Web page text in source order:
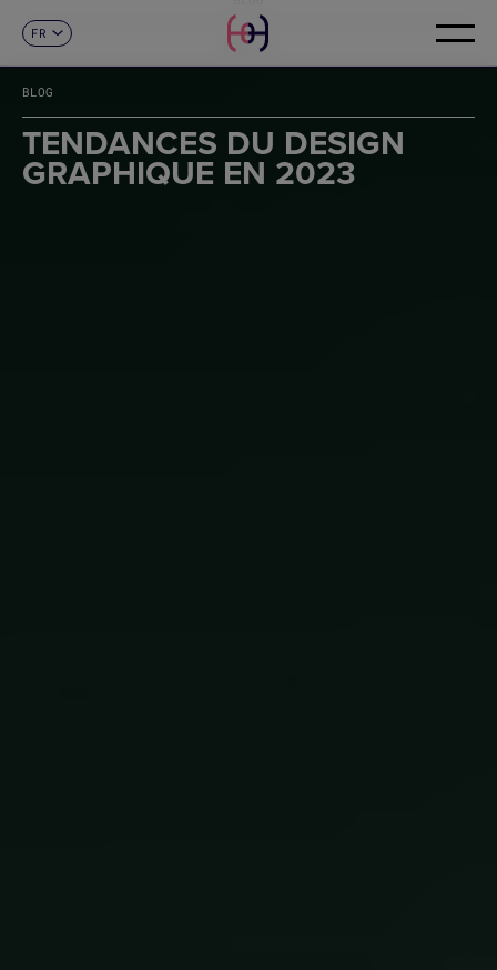
EN
FR
DE
IT
PT
CONTACT
BLOG
TENDANCES DU DESIGN
GRAPHIQUE EN 2023